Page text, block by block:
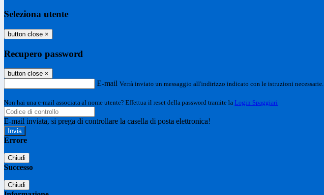
Seleziona utente
button close ×
Recupero password
button close ×
E-mail Verrà inviato un messaggio all'indirizzo indicato con le istruzioni necessarie.
Non hai una e-mail associata al nome utente? Effettua il reset della password tramite la Login Spaggiari
E-mail inviata, si prega di controllare la casella di posta elettronica!
Errore
Chiudi
Successo
Chiudi